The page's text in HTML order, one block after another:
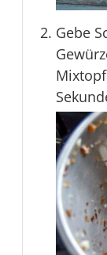
Gebe